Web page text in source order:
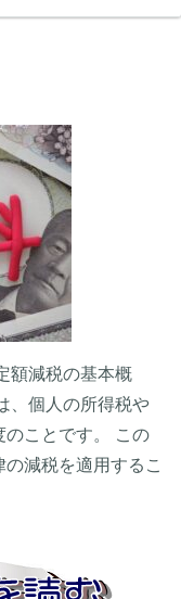
額減税の基本概
、個人の所得税や
ことです。 この
減税を適用するこ